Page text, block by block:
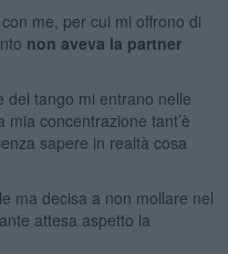
me, per cui mi offrono di
non aveva la partner
del tango mi entrano nelle
concentrazione tant’è
sapere in realtà cosa
ma decisa a non mollare nel
attesa aspetto la